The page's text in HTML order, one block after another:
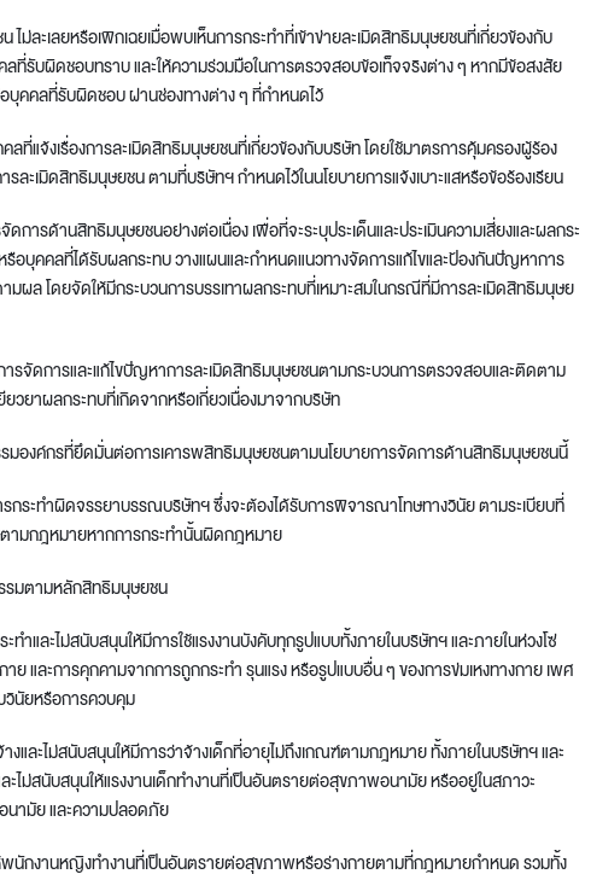
ม่ละเลยหรือเพิกเฉยเมื่อพบเห็นการกระทำที่เข้าข่ายละเมิดสิทธิมนุษยชนที่เกี่ยวข้องกับ
รับผิดชอบทราบ และให้ความร่วมมือในการตรวจสอบข้อเท็จจริงต่าง ๆ หากมีข้อสงสัย
คคลที่รับผิดชอบ ผ่านช่องทางต่าง ๆ ที่กำหนดไว้
ลที่แจ้งเรื่องการละเมิดสิทธิมนุษยชนที่เกี่ยวข้องกับบริษัท โดยใช้มาตรการคุ้มครองผู้ร้อง
ละเมิดสิทธิมนุษยชน ตามที่บริษัทฯ กำหนดไว้ในนโยบายการแจ้งเบาะแสหรือข้อร้องเรียน
ารด้านสิทธิมนุษยชนอย่างต่อเนื่อง เพื่อที่จะระบุประเด็นและประเมินความเสี่ยงและผลกระ
บุคคลที่ได้รับผลกระทบ วางแผนและกำหนดแนวทางจัดการแก้ไขและป้องกันปัญหาการ
ผล โดยจัดให้มีกระบวนการบรรเทาผลกระทบที่เหมาะสมในกรณีที่มีการละเมิดสิทธิมนุษย
รจัดการและแก้ไขปัญหาการละเมิดสิทธิมนุษยชนตามกระบวนการตรวจสอบและติดตาม
วยาผลกระทบที่เกิดจากหรือเกี่ยวเนื่องมาจากบริษัท
มองค์กรที่ยึดมั่นต่อการเคารพสิทธิมนุษยชนตามนโยบายการจัดการด้านสิทธิมนุษยชนนี้
กระทำผิดจรรยาบรรณบริษัทฯ ซึ่งจะต้องได้รับการพิจารณาโทษทางวินัย ตามระเบียบที่
ามกฎหมายหากการกระทำนั้นผิดกฎหมาย
รมตามหลักสิทธิมนุษยชน
ำและไม่สนับสนุนให้มีการใช้แรงงานบังคับทุกรูปแบบทั้งภายในบริษัทฯ และภายในห่วงโซ่
าย และการคุกคามจากการถูกกระทำ รุนแรง หรือรูปแบบอื่น ๆ ของการข่มเหงทางกาย เพศ
วินัยหรือการควบคุม
และไม่สนับสนุนให้มีการว่าจ้างเด็กที่อายุไม่ถึงเกณฑ์ตามกฎหมาย ทั้งภายในบริษัทฯ และ
ะไม่สนับสนุนให้แรงงานเด็กทำงานที่เป็นอันตรายต่อสุขภาพอนามัย หรืออยู่ในสภาวะ
ามัย และความปลอดภัย
นักงานหญิงทำงานที่เป็นอันตรายต่อสุขภาพหรือร่างกายตามที่กฎหมายกำหนด รวมทั้ง